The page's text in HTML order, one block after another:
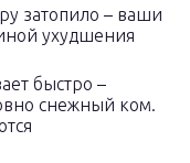
затопило – ваши
ухудшения
быстро –
снежный ком.